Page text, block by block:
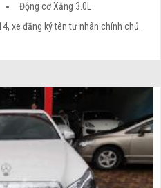
Động cơ Xăng 3.0L
xe đăng ký tên tư nhân chính chủ.